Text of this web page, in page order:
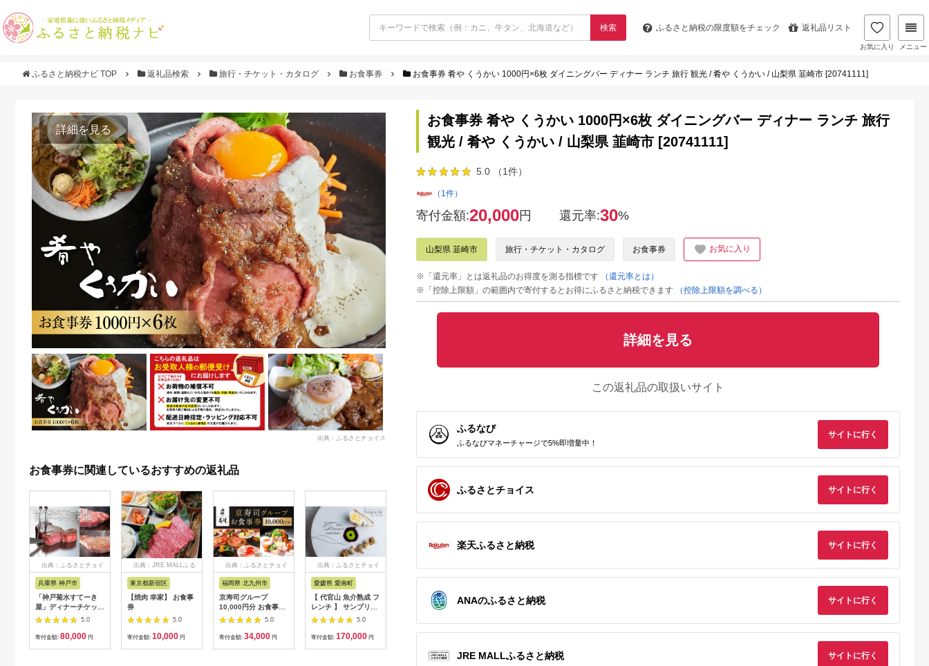
検索 ふるさと納税の限度額をチェック 返礼品リスト
お気に入り メニュー
ふるさと納税ナビ TOP 返礼品検索 旅行・チケット・カタログ お食事券 お食事券 肴や くうかい 1000円×6枚 ダイニングバー ディナー ランチ 旅行 観光 / 肴や くうかい / 山梨県 韮崎市 [20741111]
詳細を見る
出典：ふるさとチョイス
お食事券に関連しているおすすめの返礼品
出典：ふるさとチョイ
兵庫県 神戸市
「神戸菊水すてーき
屋」ディナーチケット
（2枚）
5.0
寄付金額: 80,000 円
出典：JRE MALLふる
東京都新宿区
【焼肉 幸家】 お食事
券
5.0
寄付金額: 10,000 円
出典：ふるさとチョイ
福岡県 北九州市
京寿司グループ
10,000円分 お食事券
1000円×10枚 食事チ
ケット チケット 寿司
福岡県 北九州市
5.0
寄付金額: 34,000 円
出典：ふるさとチョイ
愛媛県 愛南町
【 代官山 魚介熟成 フ
レンチ 】 サンプリシ
テ 「 愛南町 ディナー
コース 」 食事券 2名
様分
5.0
寄付金額: 170,000 円
【ふるさと納税】「ホ
テル竹園芦屋」ご宿泊
分 (1000円×20枚)
ホテル 竹園芦屋 宿泊
料亭金城樓のお食事券
(ペア）
Sky Restaurant 634
お花屋さんのカフェ
ランチセットご利用券
「ホテル ラ・スイー
ト神戸ハーバーラン
ド」レストランディ
ー券
お食事券 肴や くうかい 1000円×6枚 ダイニングバー ディナー ランチ 旅行
観光 / 肴や くうかい / 山梨県 韮崎市 [20741111]
5.0 （1件）
（1件）
寄付金額:20,000円 還元率:30%
山梨県 韮崎市 旅行・チケット・カタログ お食事券 お気に入り
※「還元率」とは返礼品のお得度を測る指標です
（還元率とは）
※「控除上限額」の範囲内で寄付するとお得にふるさと納税できます
（控除上限額を調べる）
詳細を見る
この返礼品の取扱いサイト
ふるなび
ふるなびマネーチャージで5%即増量中！
サイトに行く
ふるさとチョイス サイトに行く
楽天ふるさと納税 サイトに行く
ANAのふるさと納税 サイトに行く
JRE MALLふるさと納税 サイトに行く